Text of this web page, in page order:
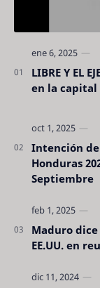
LIBRE Y EL
en la capital
Intención de
Honduras
Septiembre
Maduro
EE.UU. en